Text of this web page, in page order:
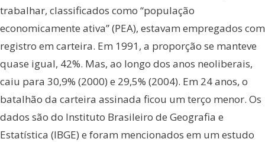
trabalhar, classificados como “população
economicamente ativa” (PEA), estavam empregados com
registro em carteira. Em 1991, a proporção se manteve
quase igual, 42%. Mas, ao longo dos anos neoliberais,
caiu para 30,9% (2000) e 29,5% (2004). Em 24 anos, o
batalhão da carteira assinada ficou um terço menor. Os
dados são do Instituto Brasileiro de Geografia e
Estatística (IBGE) e foram mencionados em um estudo